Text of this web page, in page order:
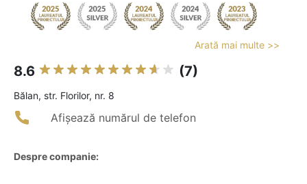
Arată mai multe >>
8.6 (7)
Bălan, str. Florilor, nr. 8
Afișează numărul de telefon
Despre companie: